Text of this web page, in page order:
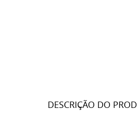
DESCRIÇÃO DO